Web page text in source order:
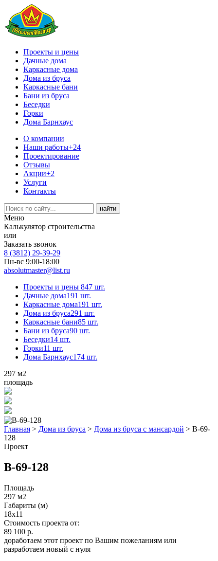
Проекты и цены
Дачные дома
Каркасные дома
Дома из бруса
Каркасные бани
Бани из бруса
Беседки
Горки
Дома Барнхаус
О компании
Наши работы+24
Проектирование
Отзывы
Акции+2
Услуги
Контакты
Меню
Калькулятор строительства
или
Заказать звонок
8 (3812) 29-39-29
Пн-вс 9:00-18:00
absolutmaster@list.ru
Проекты и цены 847 шт.
Дачные дома191 шт.
Каркасные дома191 шт.
Дома из бруса291 шт.
Каркасные бани85 шт.
Бани из бруса90 шт.
Беседки14 шт.
Горки11 шт.
Дома Барнхаус174 шт.
297 м2
площадь
Главная > Дома из бруса > Дома из бруса с мансардой > В-69-
128
Проект
В-69-128
Площадь
297 м2
Габариты (м)
18х11
Стоимость проекта от:
89 100 р.
доработаем этот проект по Вашим пожеланиям или
разработаем новый с нуля